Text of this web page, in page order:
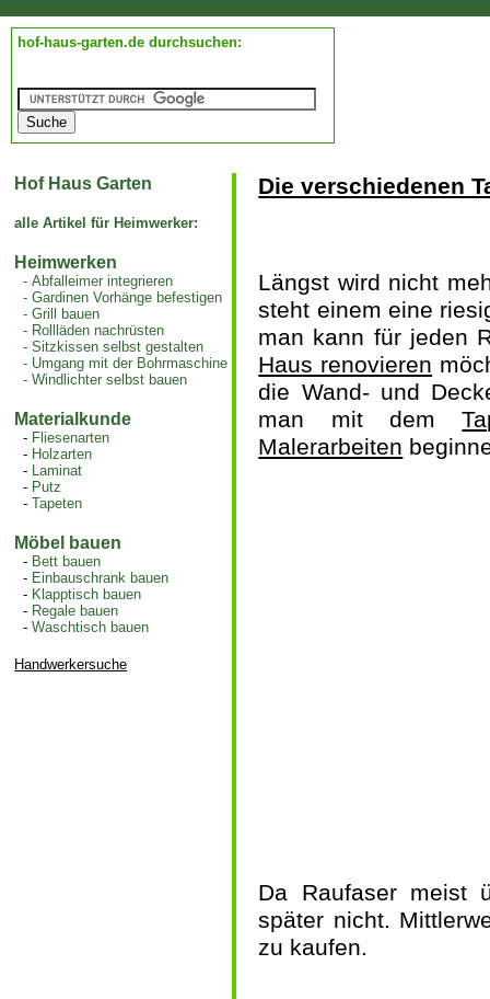
hof-haus-garten.de durchsuchen:
Hof Haus Garten
alle Artikel für Heimwerker:
Heimwerken
-Abfalleimer integrieren
-Gardinen Vorhänge befestigen
-Grill bauen
- Rollläden nachrüsten
-Sitzkissen selbst gestalten
- Umgang mit der Bohrmaschine
-Windlichter selbst bauen
Materialkunde
- Fliesenarten
- Holzarten
- Laminat
- Putz
-Tapeten
Möbel bauen
- Bett bauen
- Einbauschrank bauen
- Klapptisch bauen
- Regale bauen
-Waschtisch bauen
Handwerkersuche
Die verschiedenen
Längst wird nicht
steht einem eine
man kann für jeden
Haus renovieren
die Wand- und
man mit dem
Malerarbeiten
Da Raufaser meist
später nicht.
zu kaufen.